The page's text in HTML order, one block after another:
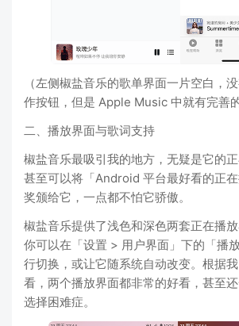
（左侧椒盐音乐的歌单界面一片空白，
作按钮，但是 Apple Music 中就有完善
二、播放界面与歌词支持
椒盐音乐最吸引我的地方，无疑是它的
甚至可以将「Android 平台最好看的正
奖颁给它，一点都不怕它骄傲。
椒盐音乐提供了浅色和深色两套正在播
你可以在「设置 > 用户界面」下的「播
行切换，或让它随系统自动改变。根据
看，两个播放界面都非常的好看，甚至
选择困难症。